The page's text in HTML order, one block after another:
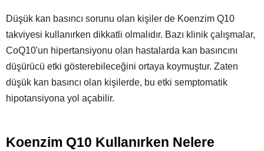
Düşük kan basıncı sorunu olan kişiler de Koenzim Q10
takviyesi kullanırken dikkatli olmalıdır. Bazı klinik çalışmalar,
CoQ10'un hipertansiyonu olan hastalarda kan basıncını
düşürücü etki gösterebileceğini ortaya koymuştur. Zaten
düşük kan basıncı olan kişilerde, bu etki semptomatik
hipotansiyona yol açabilir.
Koenzim Q10 Kullanırken Nelere